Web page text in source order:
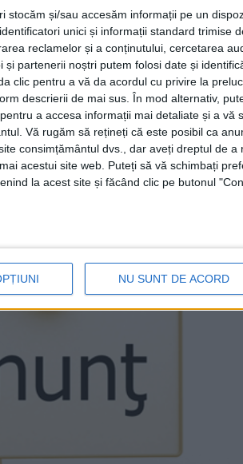
stocăm și/sau accesăm informații pe un
unici și informații standard trimise
reclamelor și a conținutului, cercetarea
și partenerii noștri putem folosi date și
clic pentru a vă da acordul cu privire la
descrierii de mai sus. În mod alternativ,
a accesa informații mai detaliate și a vă
Vă rugăm să rețineți că este posibil ca
consimțământul dvs., dar aveți dreptul de
acestui site web. Puteți să vă schimbați
la acest site și făcând clic pe butonul
NU SUNT DE ACORD
a Finanţelor Publice Caraş-Severin
nr. 2, judeţ Caraş-Severin,
de vânzare nr. 1187-31 din